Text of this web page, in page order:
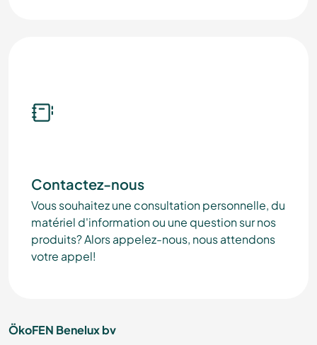
Contactez-nous
Vous souhaitez une consultation personnelle, du
matériel d'information ou une question sur nos
produits? Alors appelez-nous, nous attendons
votre appel!
ÖkoFEN Benelux bv